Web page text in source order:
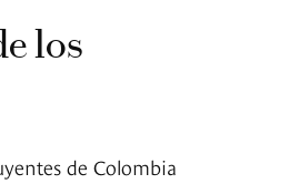
los
de Colombia